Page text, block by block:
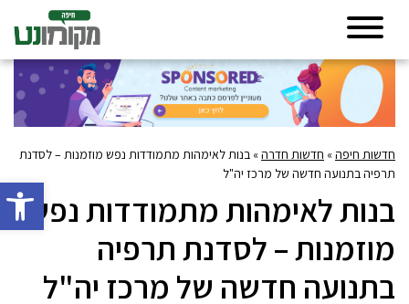
פתח
חדשות חיפה» חדשות חדרה» בנות לאימהות מתמודדות נפש מוזמנות – לסדנת
תרפיה בתנועה חדשה של מרכז יה"ל
בנות לאימהות מתמודדות נפש
מוזמנות – לסדנת תרפיה
בתנועה חדשה של מרכז יה"ל